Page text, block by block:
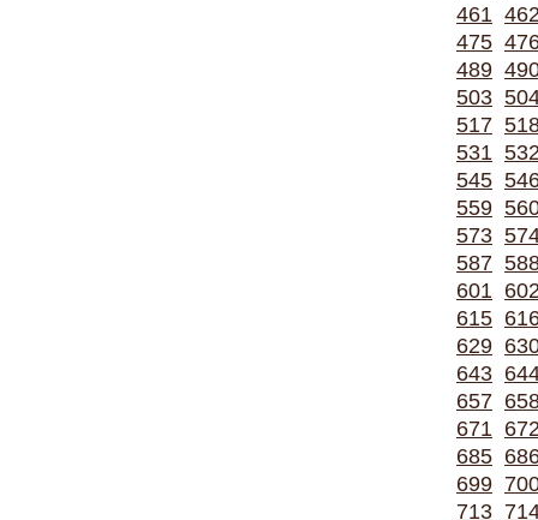
461
475
489
503
517
531
545
559
573
587
601
615
629
643
657
671
685
699
713